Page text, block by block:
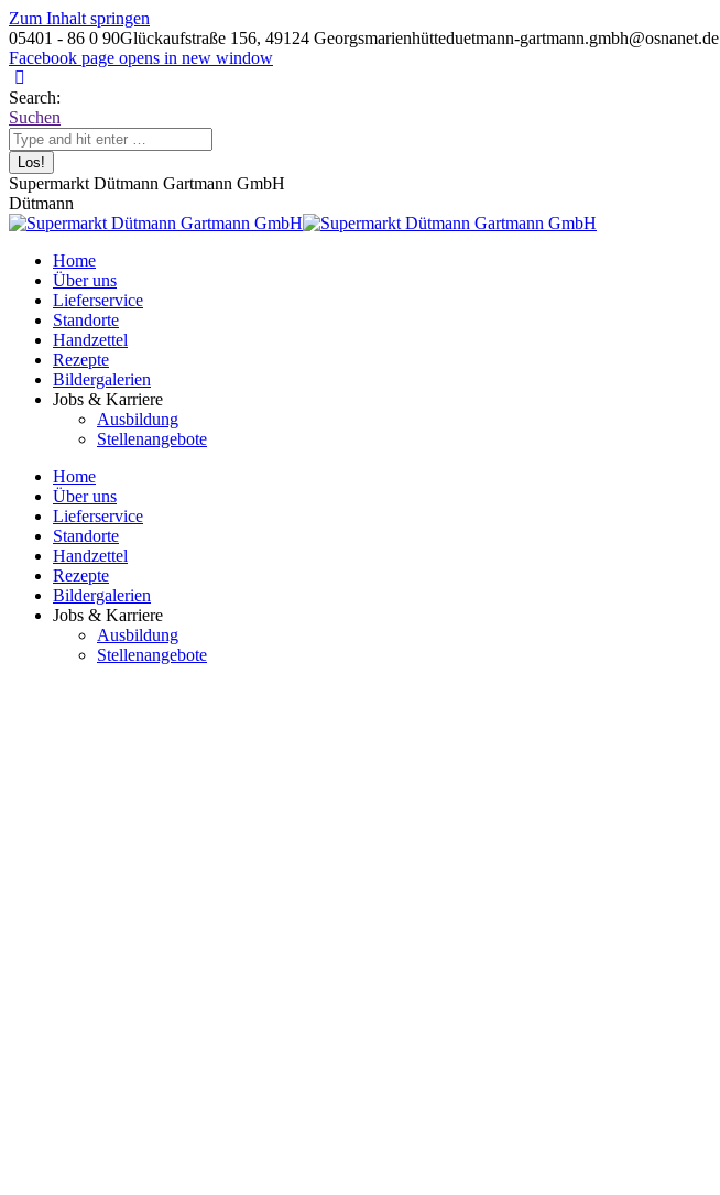
Zum Inhalt springen
05401 - 86 0 90Glückaufstraße 156, 49124 Georgsmarienhütteduetmann-gartmann.gmbh@osnanet.de
Facebook page opens in new window
Search:
Suchen
Supermarkt Dütmann Gartmann GmbH
Dütmann
Home
Über uns
Lieferservice
Standorte
Handzettel
Rezepte
Bildergalerien
Jobs & Karriere
Ausbildung
Stellenangebote
Home
Über uns
Lieferservice
Standorte
Handzettel
Rezepte
Bildergalerien
Jobs & Karriere
Ausbildung
Stellenangebote